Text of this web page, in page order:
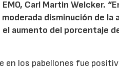
Carl Martin Welcker.
disminución de la
aumento del porcentaje
en los pabellones fue